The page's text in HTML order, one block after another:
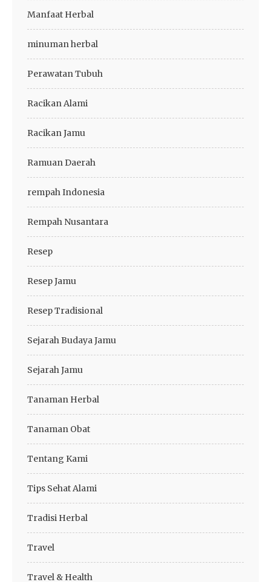
Manfaat Herbal
minuman herbal
Perawatan Tubuh
Racikan Alami
Racikan Jamu
Ramuan Daerah
rempah Indonesia
Rempah Nusantara
Resep
Resep Jamu
Resep Tradisional
Sejarah Budaya Jamu
Sejarah Jamu
Tanaman Herbal
Tanaman Obat
Tentang Kami
Tips Sehat Alami
Tradisi Herbal
Travel
Travel & Health